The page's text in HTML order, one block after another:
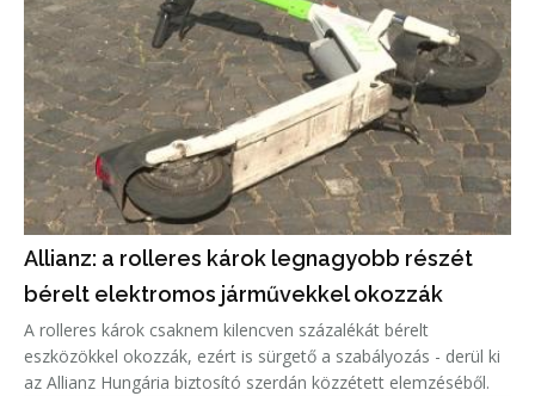
Allianz: a rolleres károk legnagyobb részét
bérelt elektromos járművekkel okozzák
A rolleres károk csaknem kilencven százalékát bérelt
eszközökkel okozzák, ezért is sürgető a szabályozás - derül ki
az Allianz Hungária biztosító szerdán közzétett elemzéséből.